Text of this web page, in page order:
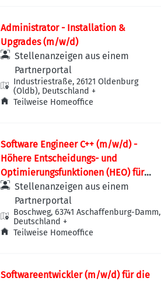
Administrator - Installation &
Upgrades (m/w/d)
Stellenanzeigen aus einem
Partnerportal
Industriestraße, 26121 Oldenburg
(Oldb), Deutschland +
Teilweise Homeoffice
Software Engineer C++ (m/w/d) -
Höhere Entscheidungs- und
Optimierungsfunktionen (HEO) für
Stromnetze
Stellenanzeigen aus einem
Partnerportal
Boschweg, 63741 Aschaffenburg-Damm,
Deutschland +
Teilweise Homeoffice
Softwareentwickler (m/w/d) für die